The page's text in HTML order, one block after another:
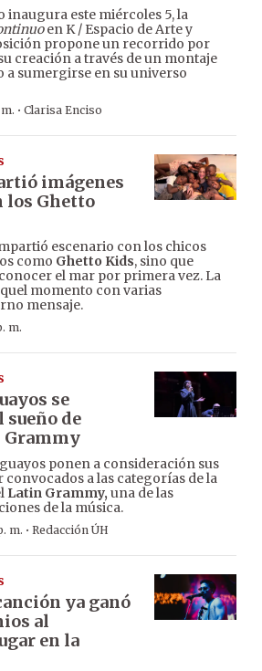
inaugura este miércoles 5, la
en K / Espacio de Arte y
propone un recorrido por
creación a través de un montaje
a sumergirse en su universo
· Clarisa Enciso
imágenes
los Ghetto
escenario con los chicos
como Ghetto Kids, sino que
el mar por primera vez. La
momento con varias
mensaje.
m.
se
sueño de
ponen a consideración sus
convocados a las categorías de la
Latin Grammy, una de las
de la música.
m. · Redacción ÚH
ya ganó
al
en la